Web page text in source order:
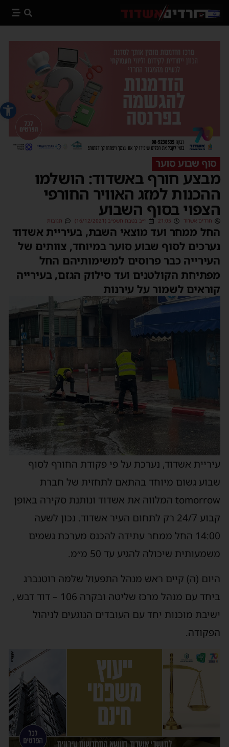
פתח
סוף שבוע סוער
מבצע חורף באשדוד: הושלמו
ההכנות למזג האוויר החורפי
הצפוי בסוף השבוע
חרדים אשדוד 21:05 י״ב בטבת תשפ״ב (16/12/2021) תגובות
החל ממחר ועד מוצאי השבת, בעיריית אשדוד
נערכים לסוף שבוע סוער במיוחד, צוותים של
העירייה כבר פרוסים למשימותיהם החל
מפתיחת הקולטנים ועד סילוק הגזם, בעירייה
קוראים לשמור על עירנות
עיריית אשדוד, נערכת על פי פקודת החורף לסוף
שבוע גשום מיוחד בהתאם לתחזית של חברת
tomorrow המלווה את אשדוד ונותנת סקירה באופן
קבוע 24/7 רק לתחום העיר אשדוד. נכון לשעה
14:00 החל ממחר עתידה להכנס מערכת גשמים
משמעותית שיכולה להגיע עד 50 מ״מ.
היום (ה) קיים ראש מנהל התפעול שלמה רוטנברג
ביחד עם מנהל מרכז שליטה ובקרה 106 – דוד דבש ,
ישיבת מוכנות יחד עם העובדים הנוגעים לניהול
הפקודה.